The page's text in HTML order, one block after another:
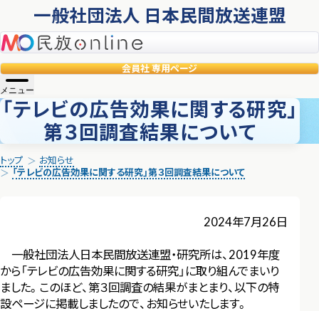
一般社団法人 日本民間放送連盟
会員社専用ページ
メニュー
「テレビの広告効果に関する研究」
第３回調査結果について
トップ
お知らせ
「テレビの広告効果に関する研究」第３回調査結果について
2024年7月26日
一般社団法人日本民間放送連盟・研究所は、2019年度
から「テレビの広告効果に関する研究」に取り組んでまいり
ました。このほど、第３回調査の結果がまとまり、以下の特
設ページに掲載しましたので、お知らせいたします。